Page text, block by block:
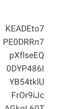
KEADEto7
PE0DRRn7
pXflseEQ
0DYP486I
YB54tklU
FrOr9iJc